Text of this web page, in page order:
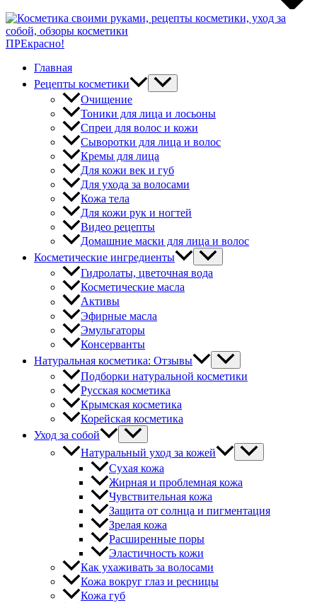
ПРЕкрасно!
Главная
Рецепты косметики
Очищение
Тоники для лица и лосьоны
Спреи для волос и кожи
Сыворотки для лица и волос
Кремы для лица
Для кожи век и губ
Для ухода за волосами
Кожа тела
Для кожи рук и ногтей
Видео рецепты
Домашние маски для лица и волос
Косметические ингредиенты
Гидролаты, цветочная вода
Косметические масла
Активы
Эфирные масла
Эмульгаторы
Консерванты
Натуральная косметика: Отзывы
Подборки натуральной косметики
Русская косметика
Крымская косметика
Корейская косметика
Уход за собой
Натуральный уход за кожей
Сухая кожа
Жирная и проблемная кожа
Чувствительная кожа
Защита от солнца и пигментация
Зрелая кожа
Расширенные поры
Эластичность кожи
Как ухаживать за волосами
Кожа вокруг глаз и ресницы
Кожа губ